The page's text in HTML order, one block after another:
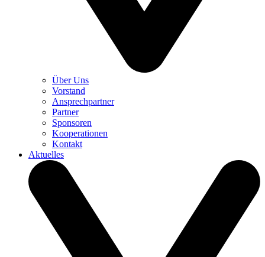
Über Uns
Vorstand
Ansprechpartner
Partner
Sponsoren
Kooperationen
Kontakt
Aktuelles